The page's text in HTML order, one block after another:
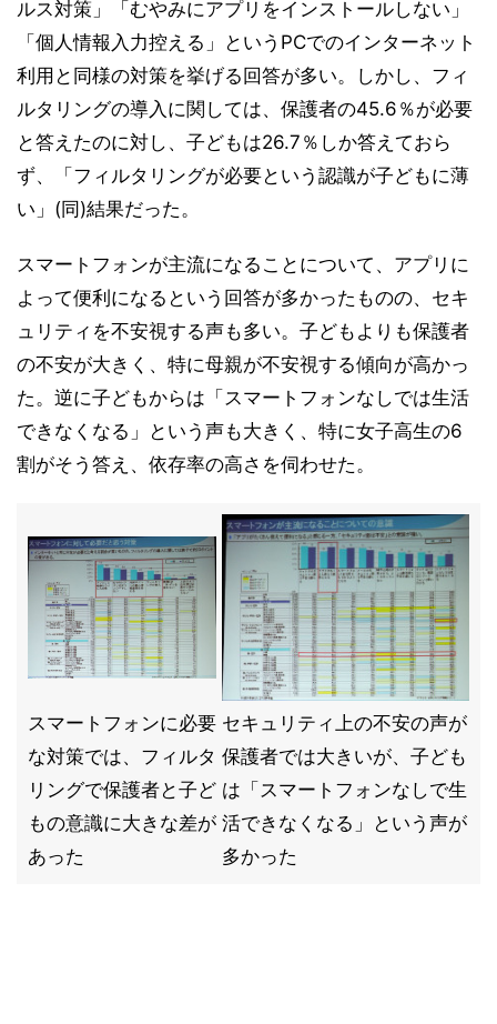
ルス対策」「むやみにアプリをインストールしない」
「個人情報入力控える」というPCでのインターネット
利用と同様の対策を挙げる回答が多い。しかし、フィ
ルタリングの導入に関しては、保護者の45.6％が必要
と答えたのに対し、子どもは26.7％しか答えておら
ず、「フィルタリングが必要という認識が子どもに薄
い」(同)結果だった。
スマートフォンが主流になることについて、アプリに
よって便利になるという回答が多かったものの、セキ
ュリティを不安視する声も多い。子どもよりも保護者
の不安が大きく、特に母親が不安視する傾向が高かっ
た。逆に子どもからは「スマートフォンなしでは生活
できなくなる」という声も大きく、特に女子高生の6
割がそう答え、依存率の高さを伺わせた。
スマートフォンに必要
な対策では、フィルタ
リングで保護者と子ど
もの意識に大きな差が
あった
セキュリティ上の不安の声が
保護者では大きいが、子ども
は「スマートフォンなしで生
活できなくなる」という声が
多かった